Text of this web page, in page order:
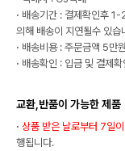
· 배송기간 : 결제확인후 1-
의해 배송이 지연될수 있습
· 배송비용 : 주문금액 5만
· 배송확인 : 입금 및 결제
교환,반품이 가능한 제품
· 상품 받은 날로부터 7일
행됩니다.